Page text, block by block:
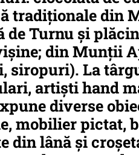
tradiționale din
Turnu și
din Munții
siropuri). La
artiști hand
diverse
mobilier pictat,
din lână și